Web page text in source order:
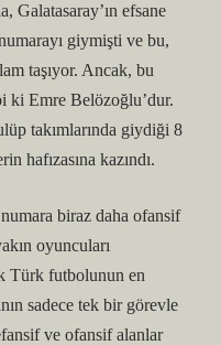
Galatasaray’ın efsane
giymişti ve bu,
taşıyor. Ancak, bu
ki Emre Belözoğlu’dur.
takımlarında giydiği 8
hafızasına kazındı.
biraz daha ofansif
oyuncuları
Türk futbolunun en
sadece tek bir görevle
ve ofansif alanlar